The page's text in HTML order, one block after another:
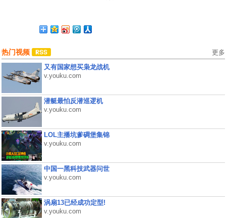
热门视频 更多
又有国家想买枭龙战机
v.youku.com
潜艇最怕反潜巡逻机
v.youku.com
LOL主播坑爹碉堡集锦
v.youku.com
中国一黑科技武器问世
v.youku.com
涡扇13已经成功定型!
v.youku.com